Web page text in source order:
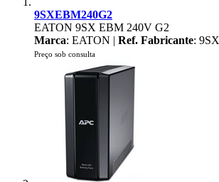
9SXEBM240G2
EATON 9SX EBM 240V G2
Marca: EATON | Ref. Fabricante:
Preço sob consulta